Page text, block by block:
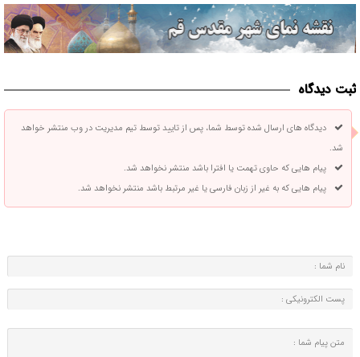
ثبت دیدگاه
دیدگاه های ارسال شده توسط شما، پس از تایید توسط تیم مدیریت در وب منتشر خواهد
شد.
پیام هایی که حاوی تهمت یا افترا باشد منتشر نخواهد شد.
پیام هایی که به غیر از زبان فارسی یا غیر مرتبط باشد منتشر نخواهد شد.